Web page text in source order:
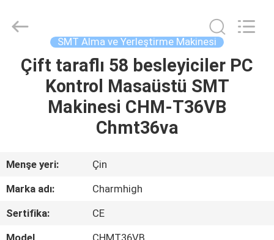
ÜRÜNLER
HAKKIMIZDA
FABRIKA
TECHNOLOGY
LIMITED.
Reserved.
SMT Alma ve Yerleştirme Makinesi
Çift taraflı 58 besleyiciler PC
Kontrol Masaüstü SMT
Makinesi CHM-T36VB
Chmt36va
Menşe yeri:
Çin
Marka adı:
Charmhigh
Sertifika:
CE